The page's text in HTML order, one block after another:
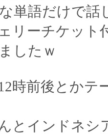
単語だけで話
ェリーチケッ
したｗ
時前後とかテ
とインドネシ